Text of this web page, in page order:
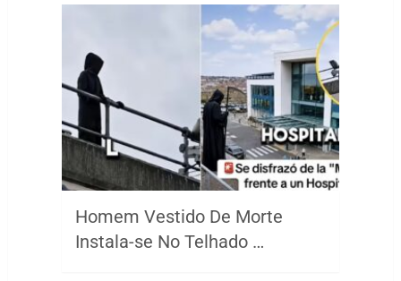
Homem Vestido De Morte
Instala-se No Telhado …